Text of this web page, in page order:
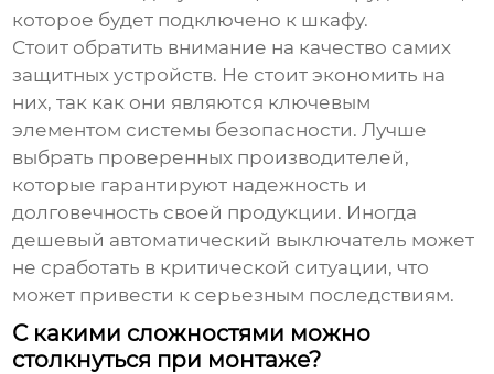
которое будет подключено к шкафу.
Стоит обратить внимание на качество самих
защитных устройств. Не стоит экономить на
них, так как они являются ключевым
элементом системы безопасности. Лучше
выбрать проверенных производителей,
которые гарантируют надежность и
долговечность своей продукции. Иногда
дешевый автоматический выключатель может
не сработать в критической ситуации, что
может привести к серьезным последствиям.
С какими сложностями можно
столкнуться при монтаже?